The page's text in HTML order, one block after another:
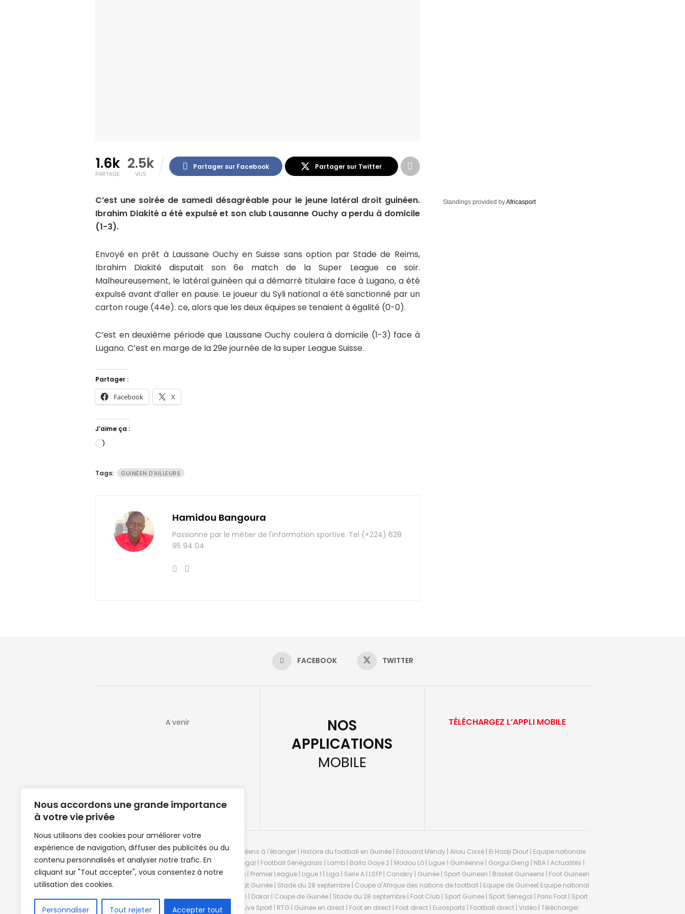
Nous accordons une grande importance
à votre vie privée
Nous utilisons des cookies pour améliorer votre
expérience de navigation, diffuser des publicités ou du
contenu personnalisés et analyser notre trafic. En
cliquant sur "Tout accepter", vous consentez à notre
utilisation des cookies.
Personnaliser Tout rejeter Accepter tout
1.6k
PARTAGE
2.5k
VUS
Partager sur Facebook Partager sur Twitter
C’est une soirée de samedi désagréable pour le jeune latéral droit guinéen.
Ibrahim Diakité a été expulsé et son club Lausanne Ouchy a perdu à domicile
(1-3).
Envoyé en prêt à Laussane Ouchy en Suisse sans option par Stade de Reims,
Ibrahim Diakité disputait son 6e match de la Super League ce soir.
Malheureusement, le latéral guinéen qui a démarré titulaire face à Lugano, a été
expulsé avant d’aller en pause. Le joueur du Syli national a été sanctionné par un
carton rouge (44e). ce, alors que les deux équipes se tenaient à égalité (0-0).
C’est en deuxième période que Laussane Ouchy coulera à domicile (1-3) face à
Lugano. C’est en marge de la 29e journée de la super League Suisse.
Partager :
Facebook X
J’aime ça :
Chargement…
Tags: GUINÉEN D'AILLEURS
Hamidou Bangoura
Passionné par le métier de l'information sportive. Tel (+224) 628
95 94 04
Standings provided byAfricasport
FACEBOOK TWITTER
A venir
NOS
APPLICATIONS
MOBILE
TÉLÉCHARGEZ L’APPLI MOBILE
Clubs de football en Guinée | Footballeurs guinéens à l'étranger | Histoire du football en Guinée | Edouard Mendy | Aliou Cissé | El Hadji Diouf | Equipe nationale
de Guinée de football | Mercato | Lions du Sénégal | Football Sénégalais | Lamb | Balla Gaye 2 | Modou Lô | Ligue 1 Guinéenne | Gorgui Dieng | NBA | Actualités |
News | Match en direct | But | Actualité au Guinée | Premier League | Ligue 1 | Liga | Serie A | LSFP | Conakry | Guinée | Sport Guineen | Basket Guineens | Foot Guineen
| Handball Guinee | Match Guinee | Championnat Guinée | Stade du 28 septembre | Coupe d'Afrique des nations de football | Equipe de Guinee| Equipe national
de Guinée | Senegal Equipe | Guinée | Le Senegal | Dakar | Coupe de Guinée | Stade du 28 septembre | Foot Club | Sport Guinee | Sport Senegal | Paris Foot | Sport
en direct | Boxe | Sénégal Dakar | La Guinée | Live Sport | RTG | Guinee en direct | Foot en direct | Foot direct | Eurosports | Football direct | Vidéo | Télécharger